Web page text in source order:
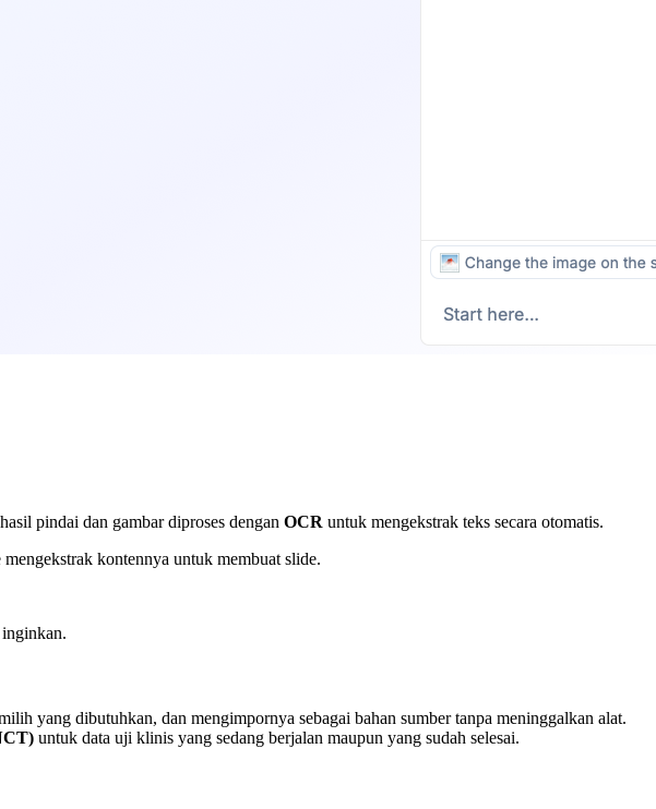
pindai dan gambar diproses dengan OCR untuk mengekstrak teks secara otomatis.
kontennya untuk membuat slide.
yang dibutuhkan, dan mengimpornya sebagai bahan sumber tanpa meninggalkan alat.
untuk data uji klinis yang sedang berjalan maupun yang sudah selesai.